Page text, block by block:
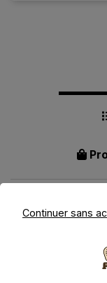
électrique
Continuer sans